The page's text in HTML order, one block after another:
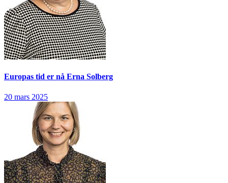
Europas tid er nå Erna Solberg
20 mars 2025